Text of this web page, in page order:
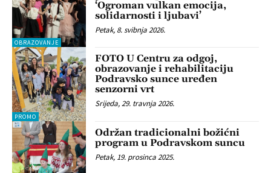
OBRAZOVANJE
‘Ogroman vulkan emocija,
solidarnosti i ljubavi’
Petak, 8. svibnja 2026.
PROMO
FOTO U Centru za odgoj,
obrazovanje i rehabilitaciju
Podravsko sunce uređen
senzorni vrt
Srijeda, 29. travnja 2026.
Održan tradicionalni božićni
program u Podravskom suncu
Petak, 19. prosinca 2025.